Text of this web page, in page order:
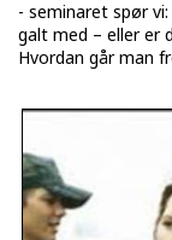
- seminaret spør
galt med – eller er
Hvordan går man